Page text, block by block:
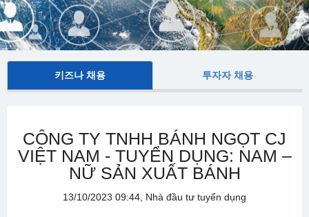
키즈나 채용 투자자 채용
CÔNG TY TNHH BÁNH NGỌT CJ
VIỆT NAM - TUYỂN DỤNG: NAM –
NỮ SẢN XUẤT BÁNH
13/10/2023 09:44, Nhà đầu tư tuyển dụng